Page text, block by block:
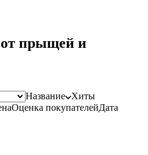
от прыщей и
Название
Хиты
Оценка покупателейДата